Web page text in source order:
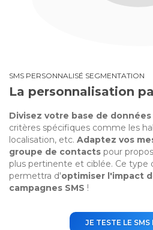
SMS PERSONNALISÉ SEGMENTATION
La personnalisation
Divisez votre base de
critères spécifiques comme les
localisation, etc. Adaptez vos
groupe de contacts pour
plus pertinente et ciblée. Ce
permettra d'optimiser l'impact
campagnes SMS !
JE TESTE LE SMS